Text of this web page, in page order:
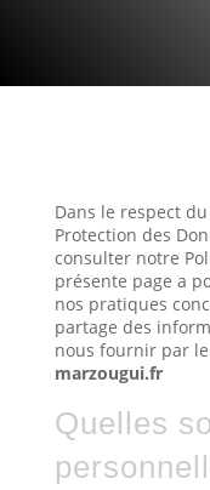
Dans le respect
Protection des
consulter notre
présente page a
nos pratiques
partage des
nous fournir par
marzougui.fr
Quelles